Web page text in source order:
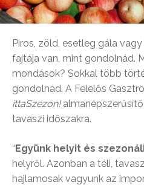
Piros, zöld, esetleg gála
fajtája van, mint gondolnád.
mondások? Sokkal több
gondolnád. A Felelős
ittaSzezon!
tavaszi időszakra.
“Együnk helyit és
helyről. Azonban a téli,
hajlamosak vagyunk az